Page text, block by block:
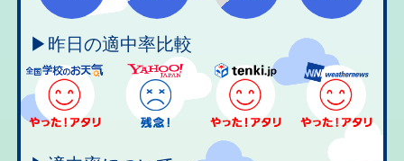
▶昨日の適中率比較